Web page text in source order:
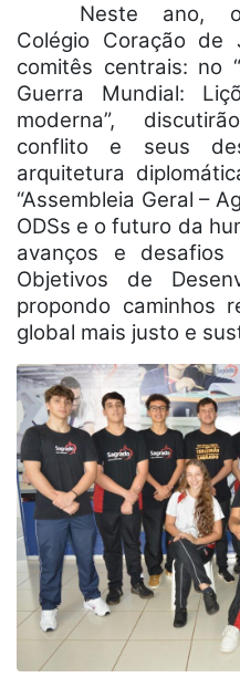
Neste ano,
Colégio Coração de
comitês centrais: no
Guerra Mundial:
moderna”,
conflito e seus
arquitetura
“Assembleia Geral –
ODSs e o futuro da
avanços e desafios
Objetivos de
propondo caminhos
global mais justo e